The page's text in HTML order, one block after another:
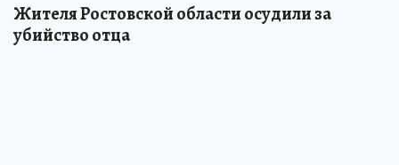
Жителя Ростовской области осудили за
убийство отца